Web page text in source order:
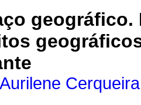
geográfico.
Cerqueira